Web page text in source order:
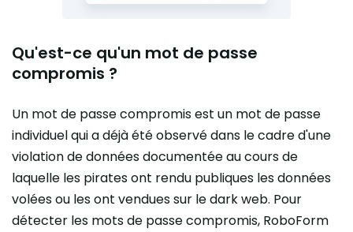
Qu'est-ce qu'un mot de passe
compromis ?
Un mot de passe compromis est un mot de passe
individuel qui a déjà été observé dans le cadre d'une
violation de données documentée au cours de
laquelle les pirates ont rendu publiques les données
volées ou les ont vendues sur le dark web. Pour
détecter les mots de passe compromis, RoboForm